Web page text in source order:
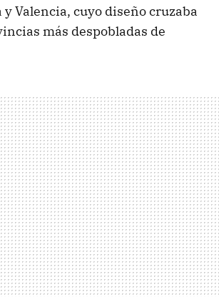
y Valencia, cuyo diseño cruzaba
más despobladas de